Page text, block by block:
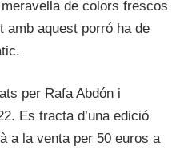
de colors frescos
amb aquest porró ha de
per Rafa Abdón i
Es tracta d’una edició
a la venta per 50 euros a